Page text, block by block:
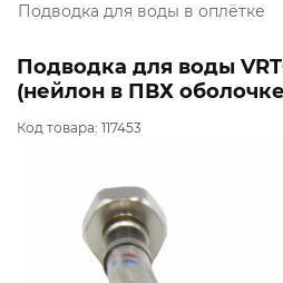
Подводка для воды в оплётке
Подводка для воды
(нейлон в ПВХ
Код товара: 117453